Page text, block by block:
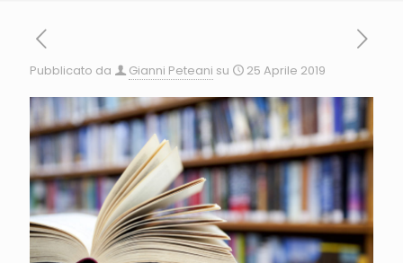
Pubblicato da Gianni Peteani su 25 Aprile 2019